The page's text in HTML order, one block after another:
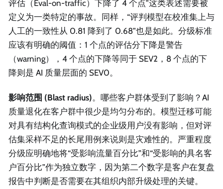
评估（Eval-on-traffic）下降了 4 个点”这类表述需要被
定义为一类特定的事故。同样，“评判模型在校准集上与
人工的一致性从 0.81 降到了 0.68”也是如此。分级标准
应该有明确的阈值：1 个点的评估分下降是警告
（warning），4 个点的下降等同于 SEV2，8 个点的下
降则是 AI 质量层面的 SEV0。
影响范围 (Blast radius)。哪些客户群体受到了影响？AI
质量退化在客户群中很少是均匀分布的。模型迁移可能
对具有结构化查询模式的企业级用户没有影响，但对评
估集采样不足的长尾用例来说则是灾难性的。严重程度
分级应明确地将“受影响流量百分比”和“受影响的具名客
户百分比”作为独立数字，因为第二个数字是客户在复盘
报告中判断是否需要在其组织内部升级处理的关键。